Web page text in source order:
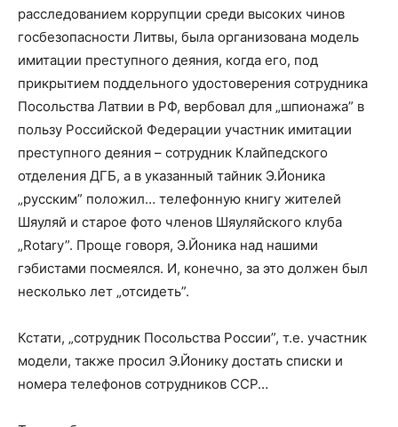
расследованием коррупции среди высоких чинов
госбезопасности Литвы, была организована модель
имитации преступного деяния, когда его, под
прикрытием поддельного удостоверения сотрудника
Посольства Латвии в РФ, вербовал для „шпионажа” в
пользу Российской Федерации участник имитации
преступного деяния – сотрудник Клайпедского
отделения ДГБ, а в указанный тайник Э.Йоника
„русским” положил… телефонную книгу жителей
Шяуляй и старое фото членов Шяуляйского клуба
„Rotary”. Проще говоря, Э.Йоника над нашими
гэбистами посмеялся. И, конечно, за это должен был
несколько лет „отсидеть”.
Кстати, „сотрудник Посольства России”, т.е. участник
модели, также просил Э.Йонику достать списки и
номера телефонов сотрудников ССР…